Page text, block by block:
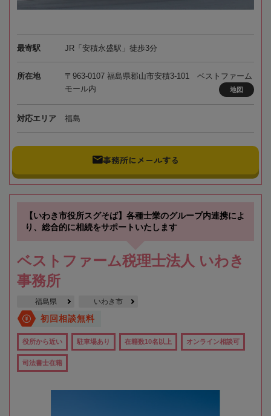
最寄駅 JR「安積永盛駅」徒歩3分
所在地
〒963-0107 福島県郡山市安積3-101 ベストファーム
モール内
地図
対応エリア 福島
事務所にメールする
【いわき市役所スグそば】各種士業のグループ内連携によ
り、総合的に相続をサポートいたします
ベストファーム税理士法人 いわき
事務所
福島県 いわき市
初回相談無料
役所から近い 駐車場あり 在籍数10名以上 オンライン相談可
司法書士在籍